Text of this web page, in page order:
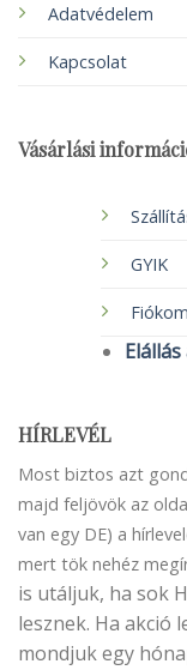
Adatvédelem
Kapcsolat
Vásárlási
GYIK
Fiókom
HÍRLEVÉL
Most biztos azt
majd feljövök az
van egy DE) a
mert tök nehéz
is utáljuk, ha sok
lesznek. Ha akció
mondjuk egy